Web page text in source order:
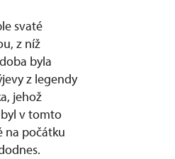
svaté
z níž
byla
z legendy
jehož
v tomto
na počátku